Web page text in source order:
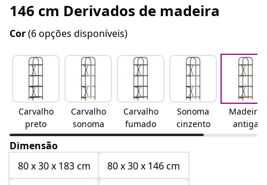
146 cm Derivados de madeira
Cor(6 opções disponíveis)
Carvalho
preto
Carvalho
sonoma
Carvalho
fumado
Sonoma
cinzento
Madeira
antiga
Dimensão
80 x 30 x 183 cm
80 x 30 x 146 cm